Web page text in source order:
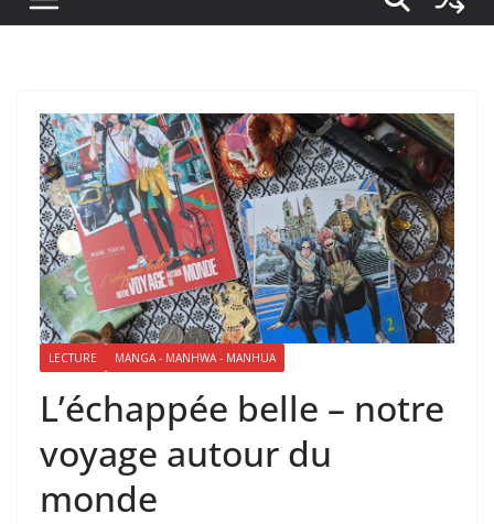
LECTURE MANGA - MANHWA - MANHUA
L’échappée belle – notre
voyage autour du
monde